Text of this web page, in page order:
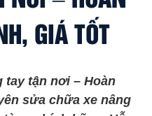
GIÁ TỐT
tay tận nơi – Hoàn
sửa chữa xe nâng